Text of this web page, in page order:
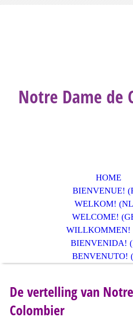
Notre Dame de
HOME
BIENVENUE!
WELKOM!
WELCOME!
WILLKOMMEN!
BIENVENIDA!
BENVENUTO!
De vertelling van
Colombier